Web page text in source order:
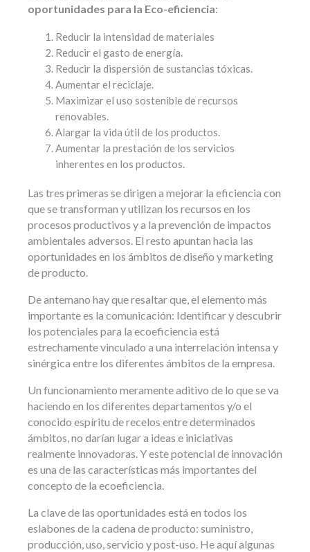
oportunidades para la Eco-eficiencia:
Reducir la intensidad de materiales
Reducir el gasto de energía.
Reducir la dispersión de sustancias tóxicas.
Aumentar el reciclaje.
Maximizar el uso sostenible de recursos
renovables.
Alargar la vida útil de los productos.
Aumentar la prestación de los servicios
inherentes en los productos.
Las tres primeras se dirigen a mejorar la eficiencia con
que se transforman y utilizan los recursos en los
procesos productivos y a la prevención de impactos
ambientales adversos. El resto apuntan hacia las
oportunidades en los ámbitos de diseño y marketing
de producto.
De antemano hay que resaltar que, el elemento más
importante es la comunicación: Identificar y descubrir
los potenciales para la ecoeficiencia está
estrechamente vinculado a una interrelación intensa y
sinérgica entre los diferentes ámbitos de la empresa.
Un funcionamiento meramente aditivo de lo que se va
haciendo en los diferentes departamentos y/o el
conocido espíritu de recelos entre determinados
ámbitos, no darían lugar a ideas e iniciativas
realmente innovadoras. Y este potencial de innovación
es una de las características más importantes del
concepto de la ecoeficiencia.
La clave de las oportunidades está en todos los
eslabones de la cadena de producto: suministro,
producción, uso, servicio y post-uso. He aquí algunas